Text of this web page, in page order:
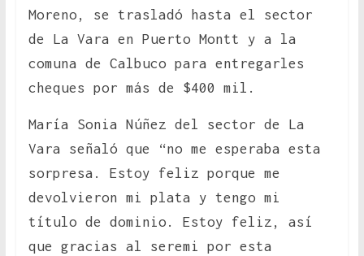
Moreno, se trasladó hasta el sector
de La Vara en Puerto Montt y a la
comuna de Calbuco para entregarles
cheques por más de $400 mil.
María Sonia Núñez del sector de La
Vara señaló que “no me esperaba esta
sorpresa. Estoy feliz porque me
devolvieron mi plata y tengo mi
título de dominio. Estoy feliz, así
que gracias al seremi por esta